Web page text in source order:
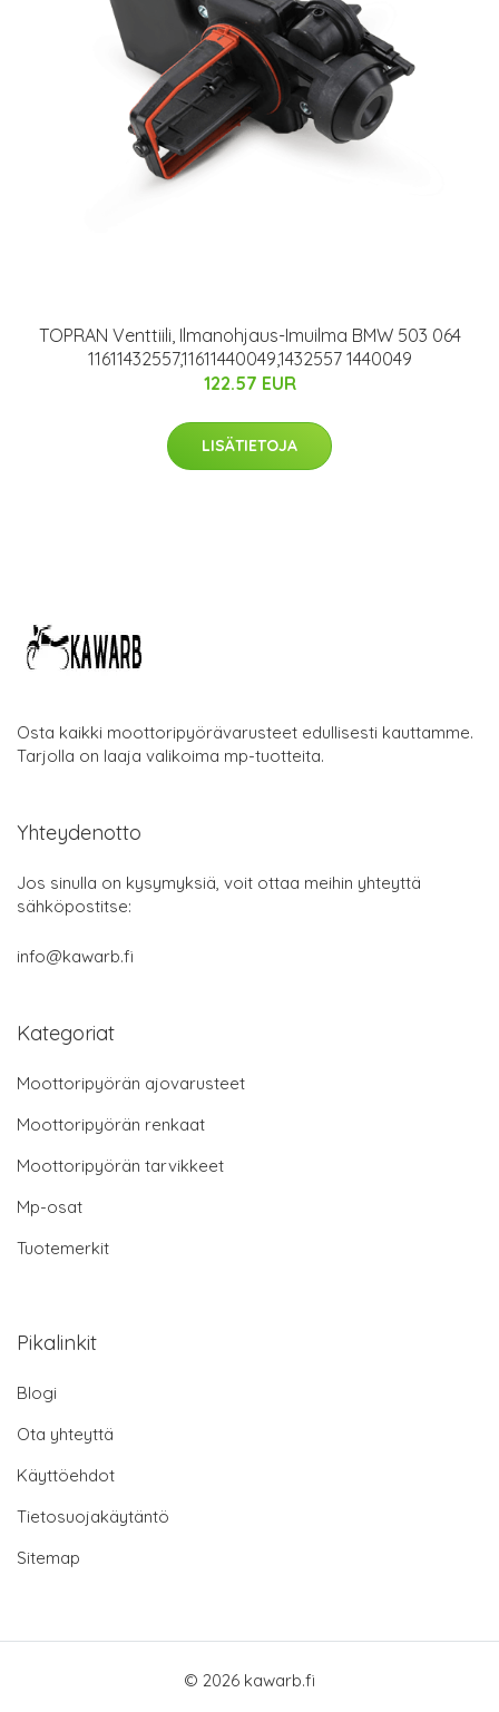
TOPRAN Venttiili, Ilmanohjaus-Imuilma BMW 503 064
11611432557,11611440049,1432557 1440049
122.57 EUR
LISÄTIETOJA
Osta kaikki moottoripyörävarusteet edullisesti kauttamme.
Tarjolla on laaja valikoima mp-tuotteita.
Yhteydenotto
Jos sinulla on kysymyksiä, voit ottaa meihin yhteyttä
sähköpostitse:
info@kawarb.fi
Kategoriat
Moottoripyörän ajovarusteet
Moottoripyörän renkaat
Moottoripyörän tarvikkeet
Mp-osat
Tuotemerkit
Pikalinkit
Blogi
Ota yhteyttä
Käyttöehdot
Tietosuojakäytäntö
Sitemap
© 2026 kawarb.fi